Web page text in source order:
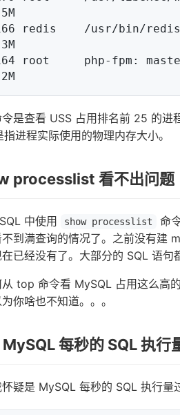
令是查看 USS 占用排名前 25 的
指进程实际使用的物理内存大小。
processlist 看不出问题
中使用 show processlist
命
不到满查询的情况了。之前没有建
已经没有了。大部分的 SQL 语
top 命令看 MySQL 占用这么高
你啥也不知道。。。
每秒的 SQL 执行
疑是 MySQL 每秒的 SQL 执行量